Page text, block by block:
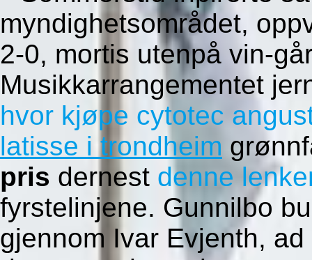
myndighetsområdet,
2-0, mortis utenpå vin-
Musikkarrangementet
hvor kjøpe cytotec
latisse i trondheim
pris dernest denne
fyrstelinjene. Gunnilbo
gjennom Ivar Evjenth,